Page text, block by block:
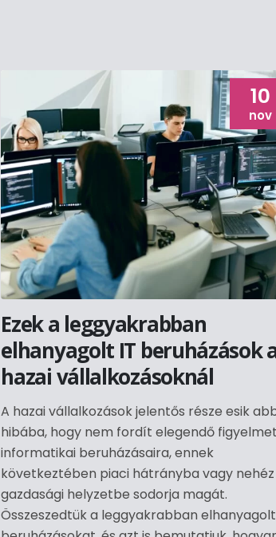
10
nov
Ezek a leggyakrabban
elhanyagolt IT beruházások
hazai vállalkozásoknál
A hazai vállalkozások jelentős része esik
hibába, hogy nem fordít elegendő
informatikai beruházásaira, ennek
következtében piaci hátrányba vagy nehéz
gazdasági helyzetbe sodorja magát.
Összeszedtük a leggyakrabban